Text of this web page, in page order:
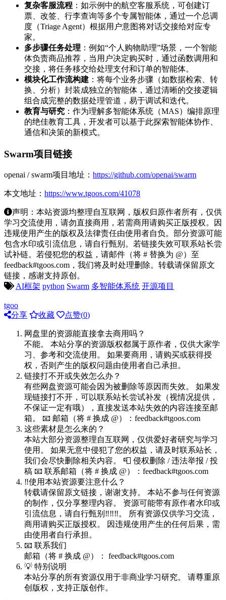
复杂客服流程 ：如示例中的航空客服系统，可创建订
票、改签、行李查询等多个专属智能体，通过一个总调
度（Triage Agent）根据用户意图将对话交接给对应专
家。
多步骤任务处理 ：例如“个人购物助理”场景，一个智能
体负责商品推荐，当用户决定购买时，通过函数调用和
交接，将任务移交给处理支付和订单的智能体。
模块化工作流构建 ：将每个业务步骤（如数据检索、转
换、分析）封装成独立的智能体，通过清晰的交接逻辑
组合成完整的数据处理管道，易于调试和迭代。
教育与研究 ：作为理解多智能体系统（MAS）编排原理
的绝佳教育工具，开发者可以基于此探索智能体协作、
通信和决策的新模式。
Swarm项目链接
openai / swarm项目地址： https://github.com/openai/swarm
本文地址： https://www.tgoos.com/41078
声明：本站资源均整理自互联网，版权归原作者所有，仅供
学习交流使用，请勿直接商用，若需商用请购买正版授权。因
违规使用产生的版权及法律责任由使用者自负。部分资源可能
包含水印或引流信息，请自行甄别。若链接失效可联系站长尝
试补链。若侵犯您的权益，请邮件（将 # 替换为 @）至
feedback#tgoos.com，我们将及时处理删除。转载请保留原文
链接，感谢支持原创。
AI框架 python Swarm 多智能体系统 开源项目
tgoo
分享
收藏 点赞(0)
网盘里的资源能直接拿去商用吗？
不能。 本站分享的资源版权都属于原作者，仅供大家学
习、参考和交流使用。 如果要商用，请购买或获得授
权，否则产生的版权问题由使用者自己承担。
链接打不开或失效怎么办？
有些网盘资源可能会因为被删除等原因而失效。 如果发
现链接打不开，可以联系站长尝试补发（视情况提供，
不保证一定有哦），直接发送本站失效的内容连接至邮
箱。 📧 邮箱（将 # 换成 @）：feedback#tgoos.com
这些素材是怎么来的？
本站大部分资源整理自互联网，仅供爱好者研究与学习
使用。 如果无意中侵犯了您的权益，请及时联系站长，
我们会尽快删除相关内容。 📮 侵权删除 / 违法举报 / 投
稿 📧 联系邮箱（将 # 换成 @）：feedback#tgoos.com
‼️使用本站资源要注意什么？
转载请保留原文链接，谢谢支持。 本站不参与任何资源
的制作，仅分享整理内容。 资源可能带有原作者水印或
引流信息，请自行甄别‼️‼️‼️。 所有资源仅供学习交流，
商用请购买正版授权。 因违规使用产生的任何后果，需
由使用者自行承担。
📧 联系我们
邮箱（将 # 换成 @）： feedback#tgoos.com
💡 特别说明
本站分享的所有资源仅用于非商业学习研究。 请尊重原
创版权，支持正版创作。